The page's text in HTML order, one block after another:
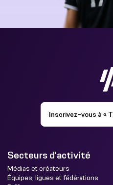
Inscrivez-vous à «
Secteurs d'activité
Médias et créateurs
Équipes, ligues et fédérations